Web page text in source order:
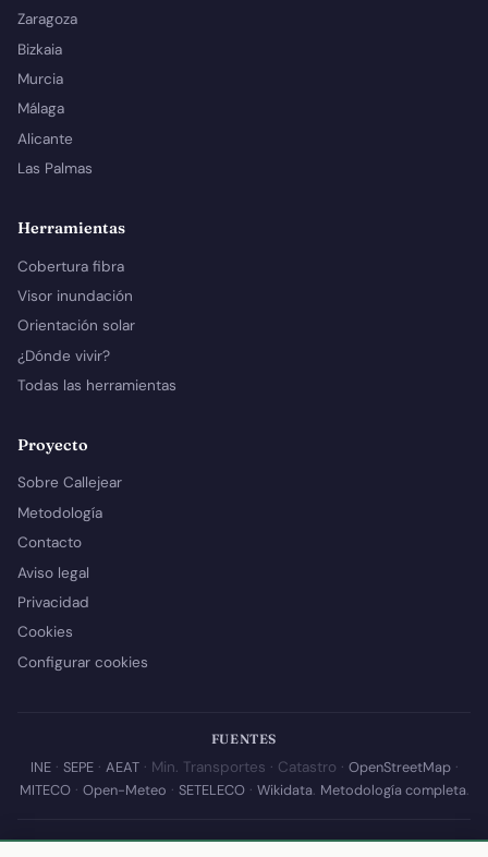
Zaragoza
Bizkaia
Murcia
Málaga
Alicante
Las Palmas
Herramientas
Cobertura fibra
Visor inundación
Orientación solar
¿Dónde vivir?
Todas las herramientas
Proyecto
Sobre Callejear
Metodología
Contacto
Aviso legal
Privacidad
Cookies
Configurar cookies
FUENTES
INE· SEPE· AEAT· Min. Transportes · Catastro · OpenStreetMap·
MITECO· Open-Meteo · SETELECO· Wikidata. Metodología completa.
© 2026 Callejear.com — Directorio municipal de España con datos